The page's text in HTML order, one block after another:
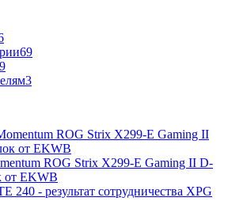
69
9
3
ROG Strix X299-E Gaming II D-
от EKWB